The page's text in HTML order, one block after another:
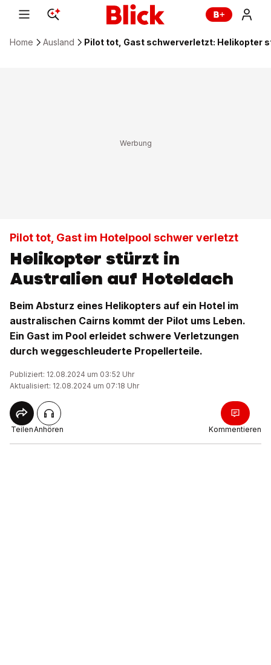
Home Ausland Pilot tot, Gast schwerverletzt: Helikopter
Pilot tot, Gast im Hotelpool schwer verletzt
Helikopter stürzt in
Australien auf Hoteldach
Beim Absturz eines Helikopters auf ein Hotel im
australischen Cairns kommt der Pilot ums Leben.
Ein Gast im Pool erleidet schwere Verletzungen
durch weggeschleuderte Propellerteile.
Publiziert: 12.08.2024 um 03:52 Uhr
Aktualisiert: 12.08.2024 um 07:18 Uhr
TeilenAnhören Kommentieren